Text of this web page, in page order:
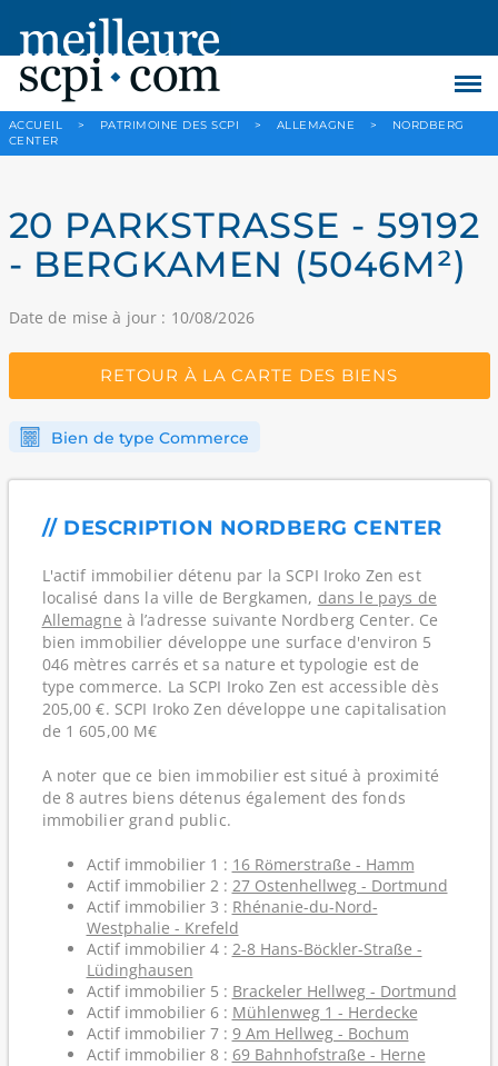
ACCUEIL > PATRIMOINE DES SCPI > ALLEMAGNE >
NORDBERG
CENTER
20 PARKSTRASSE - 59192
- BERGKAMEN (5046M²)
Date de mise à jour : 10/08/2026
RETOUR À LA CARTE DES BIENS
Bien de type Commerce
// DESCRIPTION NORDBERG CENTER
L'actif immobilier détenu par la SCPI Iroko Zen est
localisé dans la ville de Bergkamen, dans le pays de
Allemagne à l’adresse suivante Nordberg Center. Ce
bien immobilier développe une surface d'environ 5
046 mètres carrés et sa nature et typologie est de
type commerce. La SCPI Iroko Zen est accessible dès
205,00 €. SCPI Iroko Zen développe une capitalisation
de 1 605,00 M€
A noter que ce bien immobilier est situé à proximité
de 8 autres biens détenus également des fonds
immobilier grand public.
Actif immobilier 1 : 16 Römerstraße - Hamm
Actif immobilier 2 : 27 Ostenhellweg - Dortmund
Actif immobilier 3 : Rhénanie-du-Nord-
Westphalie - Krefeld
Actif immobilier 4 : 2-8 Hans-Böckler-Straße -
Lüdinghausen
Actif immobilier 5 : Brackeler Hellweg - Dortmund
Actif immobilier 6 : Mühlenweg 1 - Herdecke
Actif immobilier 7 : 9 Am Hellweg - Bochum
Actif immobilier 8 : 69 Bahnhofstraße - Herne